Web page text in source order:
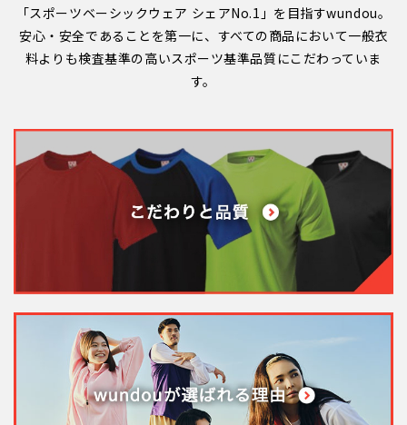
「スポーツベーシックウェア シェアNo.1」を目指すwundou。
安心・安全であることを第一に、すべての商品において一般衣
料よりも検査基準の高いスポーツ基準品質にこだわっていま
す。